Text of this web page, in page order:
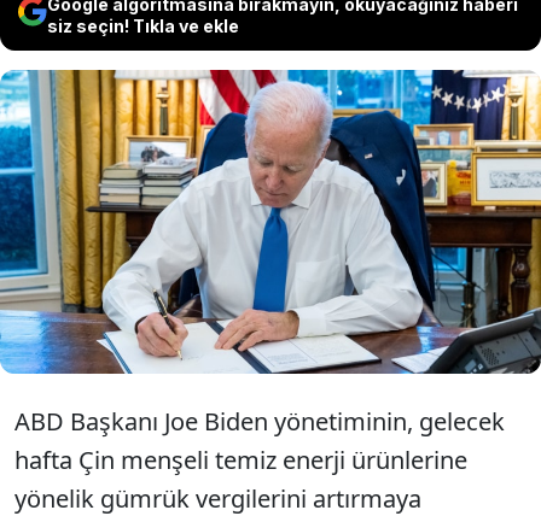
Google algoritmasına bırakmayın, okuyacağınız haberi
siz seçin! Tıkla ve ekle
ABD'de Joe Biden yönetimi, Çin menşeli
elektrikli araçlara yönelik gümrük
tarifelerini yüzde 25'ten yüzde 100'e
yükseltmeyi değerlendiriyor.
ABD Başkanı Joe Biden yönetiminin, gelecek
hafta Çin menşeli temiz enerji ürünlerine
yönelik gümrük vergilerini artırmaya